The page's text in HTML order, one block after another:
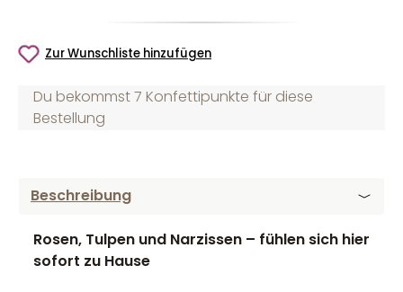
Zur Wunschliste hinzufügen
Du bekommst 7 Konfettipunkte für diese
Bestellung
Beschreibung
Rosen, Tulpen und Narzissen – fühlen sich hier
sofort zu Hause